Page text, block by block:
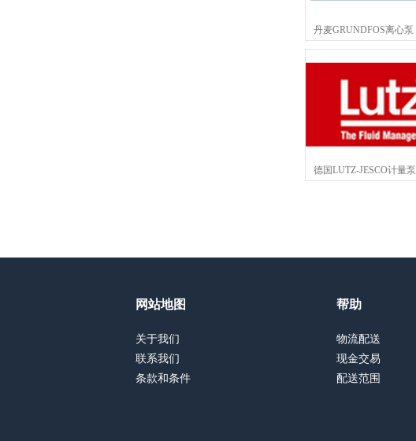
丹麦GRUNDFOS离心泵
德国LUTZ-JESCO计量泵
网站地图
关于我们
联系我们
条款和条件
帮助
物流配送
现金交易
配送范围